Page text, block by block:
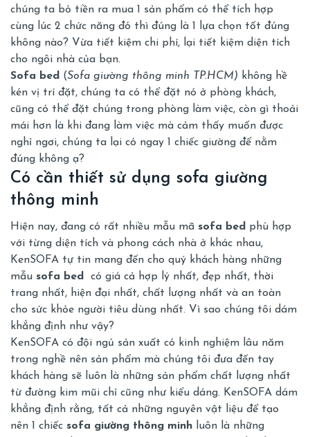
chúng ta bỏ tiền ra mua 1 sản phẩm có thể tích hợp
cùng lúc 2 chức năng đó thì đúng là 1 lựa chọn tốt đúng
không nào? Vừa tiết kiệm chi phí, lại tiết kiệm diện tích
cho ngôi nhà của bạn.
Sofa bed (Sofa giường thông minh TP.HCM) không hề
kén vị trí đặt, chúng ta có thể đặt nó ở phòng khách,
cũng có thể đặt chúng trong phòng làm việc, còn gì thoải
mái hơn là khi đang làm việc mà cảm thấy muốn được
nghỉ ngơi, chúng ta lại có ngay 1 chiếc giường để nằm
đúng không ạ?
Có cần thiết sử dụng sofa giường
thông minh
Hiện nay, đang có rất nhiều mẫu mã sofa bed phù hợp
với từng diện tích và phong cách nhà ở khác nhau,
KenSOFA tự tin mang đến cho quý khách hàng những
mẫu sofa bed
có giá cả hợp lý nhất, đẹp nhất, thời
trang nhất, hiện đại nhất, chất lượng nhất và an toàn
cho sức khỏe người tiêu dùng nhất. Vì sao chúng tôi dám
khẳng định như vậy?
KenSOFA có đội ngủ sản xuất có kinh nghiệm lâu năm
trong nghề nên sản phẩm mà chúng tôi đưa đến tay
khách hàng sẽ luôn là những sản phẩm chất lượng nhất
từ đường kim mũi chỉ cũng như kiểu dáng. KenSOFA dám
khẳng định rằng, tất cả những nguyên vật liệu để tạo
nên 1 chiếc sofa giường thông minh luôn là những